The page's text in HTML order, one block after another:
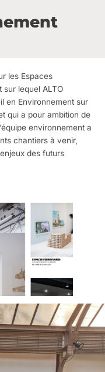
les Espaces
sur lequel ALTO
en Environnement sur
qui a pour ambition de
environnement a
chantiers à venir,
des futurs